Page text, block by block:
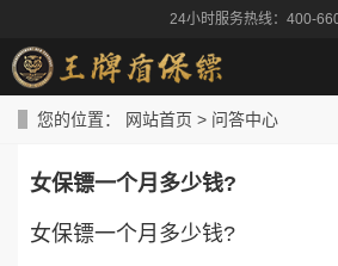
24小时服务热线：400-
您的位置： 网站首页 > 问答中心
女保镖一个月多少钱?
女保镖一个月多少钱?